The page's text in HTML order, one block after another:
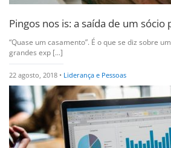
Pingos nos is: a saída de um
“Quase um casamento”. É o que se diz sobre
grandes exp [...]
22 agosto, 2018 • Liderança e Pessoas